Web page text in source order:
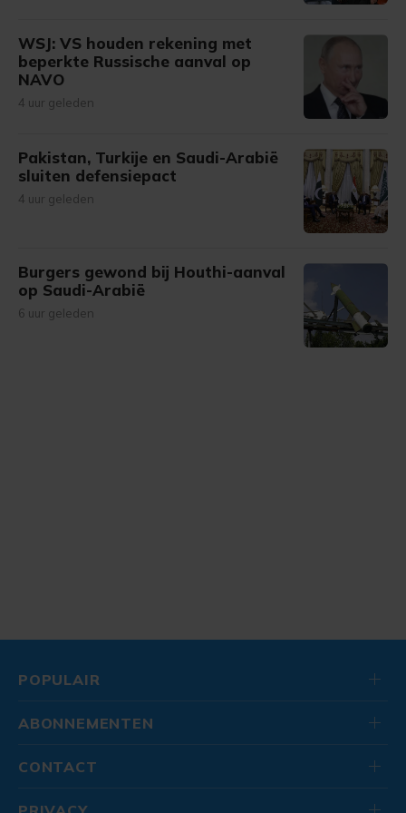
WSJ: VS houden rekening met
beperkte Russische aanval op
NAVO
4 uur geleden
Pakistan, Turkije en Saudi-Arabië
sluiten defensiepact
4 uur geleden
Burgers gewond bij Houthi-aanval
op Saudi-Arabië
6 uur geleden
POPULAIR
ABONNEMENTEN
CONTACT